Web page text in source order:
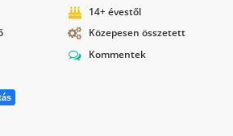
14+ évestől
Közepesen összetett
Kommentek